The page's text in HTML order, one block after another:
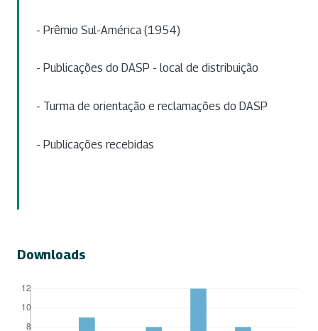
- Prêmio Sul-América (1954)
- Publicações do DASP - local de distribuição
- Turma de orientação e reclamações do DASP
- Publicações recebidas
Downloads